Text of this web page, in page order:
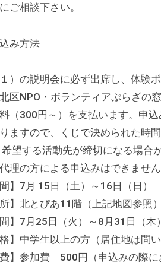
ご相談下さい。
み方法
）の説明会に必ず出席し、体験
区NPO・ボランティアぷらざの
（300円～）を支払います。申
ますので、くじで決められた時
望する活動先が締切になる場合
理の方による申込みはできません
間】7月 15日（土）～16日（日
所】北とぴあ11階（上記地図参照）
間】7月25日（火）～8月31日（木
格】中学生以上の方（居住地は問い
費】参加費 500円（申込みの際に